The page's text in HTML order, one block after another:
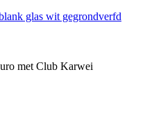
glas wit gegrondverfd
met Club Karwei